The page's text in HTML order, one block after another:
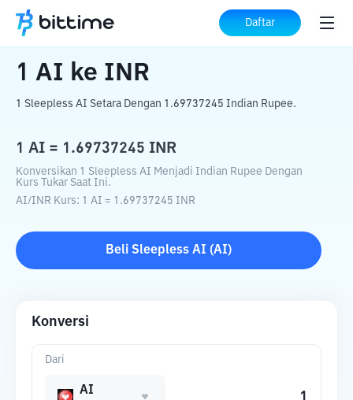
Daftar
Beranda Konverter Kripto
1 AI ke INR
1 Sleepless AI Setara Dengan 1.69737245 Indian Rupee.
1 AI = 1.69737245 INR
Konversikan 1 Sleepless AI Menjadi Indian Rupee Dengan
Kurs Tukar Saat Ini.
AI/INR Kurs: 1 AI = 1.69737245 INR
Beli Sleepless AI (AI)
Konversi
Dari
AI